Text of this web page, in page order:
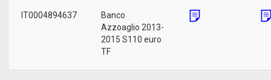
IT0004894637
Banco
Azzoaglio 2013-
2015 S110 euro
TF